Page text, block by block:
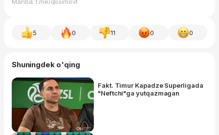
5 0 11 0 0
Shuningdek o'qing
Fakt. Timur Kapadze Superligada
"Neftchi"ga yutqazmagan